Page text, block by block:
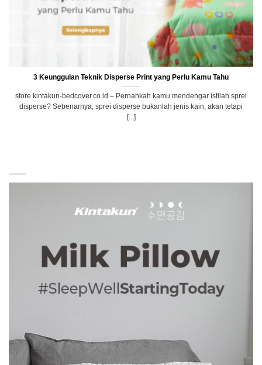
3 Keunggulan Teknik Disperse Print yang Perlu Kamu Tahu
store.kintakun-bedcover.co.id – Pernahkah kamu mendengar istilah sprei
disperse? Sebenarnya, sprei disperse bukanlah jenis kain, akan tetapi
[...]